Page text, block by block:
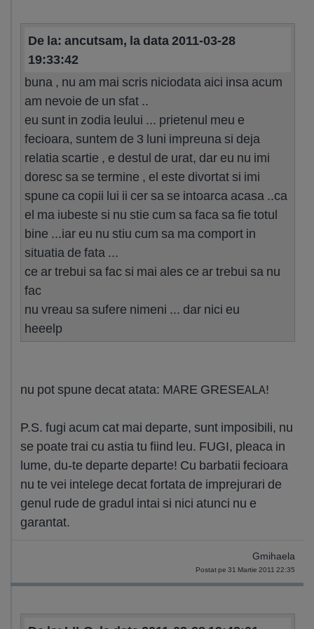
De la: ancutsam, la data 2011-03-28
19:33:42
buna , nu am mai scris niciodata aici insa acum
am nevoie de un sfat ..
eu sunt in zodia leului ... prietenul meu e
fecioara, suntem de 3 luni impreuna si deja
relatia scartie , e destul de urat, dar eu nu imi
doresc sa se termine , el este divortat si imi
spune ca copii lui ii cer sa se intoarca acasa ..ca
el ma iubeste si nu stie cum sa faca sa fie totul
bine ...iar eu nu stiu cum sa ma comport in
situatia de fata ...
ce ar trebui sa fac si mai ales ce ar trebui sa nu
fac
nu vreau sa sufere nimeni ... dar nici eu
heeelp
nu pot spune decat atata: MARE GRESEALA!
P.S. fugi acum cat mai departe, sunt imposibili, nu
se poate trai cu astia tu fiind leu. FUGI, pleaca in
lume, du-te departe departe! Cu barbatii fecioara
nu te vei intelege decat fortata de imprejurari de
genul rude de gradul intai si nici atunci nu e
garantat.
Gmihaela
Postat pe 31 Martie 2011 22:35